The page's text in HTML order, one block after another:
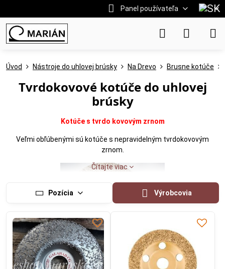
Panel používateľa
Úvod Nástroje do uhlovej brúsky Na Drevo Brusne kotúče
Tvrdokovové kotúče do uhlovej
brúsky
Kotúče s tvrdo kovovým zrnom
Veľmi obľúbenými sú kotúče s nepravidelným tvrdokovovým
zrnom.
Čítajte viac
Pozícia Výrobcovia